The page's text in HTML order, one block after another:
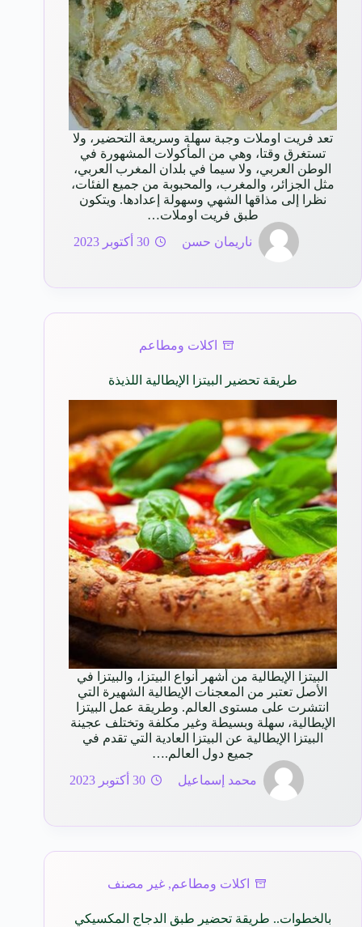
تعد فريت اوملات وجبة سهلة وسريعة التحضير، ولا
تستغرق وقتا، وهي من المأكولات المشهورة في
الوطن العربي، ولا سيما في بلدان المغرب العربي،
مثل الجزائر، والمغرب، والمحبوبة من جميع الفئات،
نظرا إلى مذاقها الشهي وسهولة إعدادها. ويتكون
طبق فريت اوملات…
ناريمان حسن
30 أكتوبر 2023
اكلات ومطاعم
طريقة تحضير البيتزا الإيطالية اللذيذة
البيتزا الإيطالية من أشهر أنواع البيتزا، والبيتزا في
الأصل تعتبر من المعجنات الإيطالية الشهيرة التي
انتشرت على مستوى العالم. وطريقة عمل البيتزا
الإيطالية، سهلة وبسيطة وغير مكلفة وتختلف عجينة
البيتزا الإيطالية عن البيتزا العادية التي تقدم في
جميع دول العالم.…
محمد إسماعيل
30 أكتوبر 2023
اكلات ومطاعم,غير مصنف
بالخطوات.. طريقة تحضير طبق الدجاج المكسيكي